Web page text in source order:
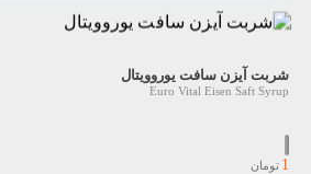
شربت آیزن سافت یوروویتال
Euro Vital Eisen Saft Syrup
1 تومان